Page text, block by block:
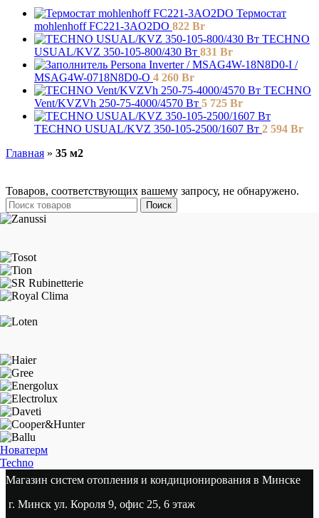
Термостат
mohlenhoff FC221-3AO2DO 822 Br
TECHNO
USUAL/KVZ 350-105-800/430 Вт 831 Br
Persona Inverter / MSAG4W-18N8D0-I /
MSAG4W-0718N8D0-O 4 260 Br
TECHNO
Vent/KVZVh 250-75-4000/4570 Вт 5 725 Br
TECHNO USUAL/KVZ 350-105-2500/1607 Вт 2 594 Br
Главная » 35 м2
Товаров, соответствующих вашему запросу, не обнаружено.
Поиск
Новатерм
Techno
Магазин систем отопления и кондиционирования в Минске
г. Минск ул. Короля 9, офис 25, 6 этаж